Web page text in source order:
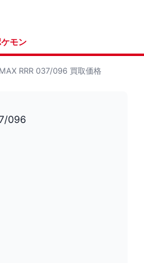
モン
RRR 037/096 買取価格